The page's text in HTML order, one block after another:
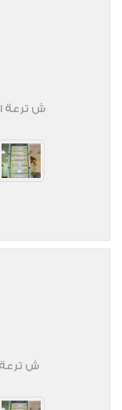
ش ترعة
ش